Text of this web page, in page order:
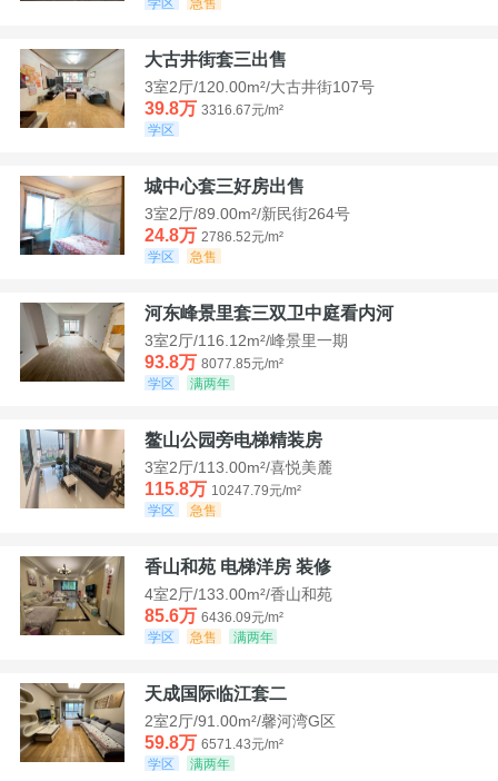
学区
急售
大古井街套三出售
3室2厅/120.00m²/大古井街107号
39.8万 3316.67元/m²
学区
城中心套三好房出售
3室2厅/89.00m²/新民街264号
24.8万 2786.52元/m²
学区
急售
河东峰景里套三双卫中庭看内河
3室2厅/116.12m²/峰景里一期
93.8万 8077.85元/m²
学区
满两年
鳌山公园旁电梯精装房
3室2厅/113.00m²/喜悦美麓
115.8万 10247.79元/m²
学区
急售
香山和苑 电梯洋房 装修
4室2厅/133.00m²/香山和苑
85.6万 6436.09元/m²
学区
急售 满两年
天成国际临江套二
2室2厅/91.00m²/馨河湾G区
59.8万 6571.43元/m²
学区
满两年